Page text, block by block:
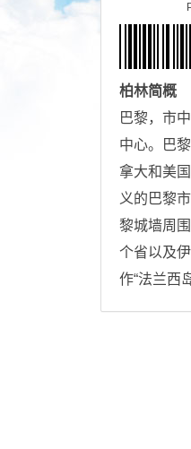
柏林简概
巴黎，市
中心。巴
拿大和美
义的巴黎
黎城墙周
个省以及
作“法兰西